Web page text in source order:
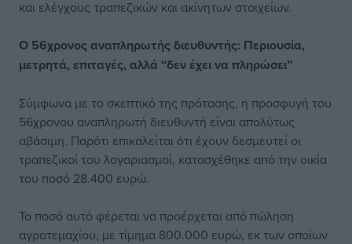
και ελέγχους τραπεζικών και ακίνητων στοιχείων.
Ο 56χρονος αναπληρωτής διευθυντής: Περιουσία,
μετρητά, επιταγές, αλλά “δεν έχει να πληρώσει”
Σύμφωνα με το σκεπτικό της πρότασης, η προσφυγή του
56χρονου αναπληρωτή διευθυντή είναι απολύτως
αβάσιμη. Παρότι επικαλείται ότι έχουν δεσμευτεί οι
τραπεζικοί του λογαριασμοί, κατασχέθηκε από την οικία
του ποσό 28.400 ευρώ.
Το ποσό αυτό φέρεται να προέρχεται από πώληση
αγροτεμαχίου, με τίμημα 800.000 ευρώ, εκ των οποίων